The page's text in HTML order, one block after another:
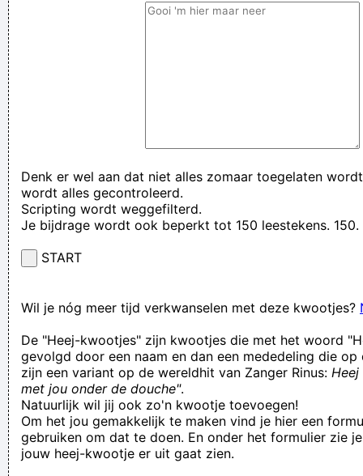
Denk er wel aan dat niet alles zomaar toegelaten
wordt alles gecontroleerd.
Scripting wordt weggefilterd.
Je bijdrage wordt ook beperkt tot 150 leestekens. 150.
START
Wil je nóg meer tijd verkwanselen met deze kwootjes?
De "Heej-kwootjes" zijn kwootjes die met het woord
gevolgd door een naam en dan een mededeling die op
zijn een variant op de wereldhit van Zanger Rinus:
met jou onder de douche".
Natuurlijk wil jij ook zo'n kwootje toevoegen!
Om het jou gemakkelijk te maken vind je hier een
gebruiken om dat te doen. En onder het formulier zie
jouw heej-kwootje er uit gaat zien.